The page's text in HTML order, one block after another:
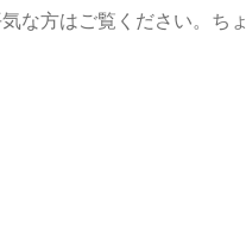
な方はご覧ください。ち